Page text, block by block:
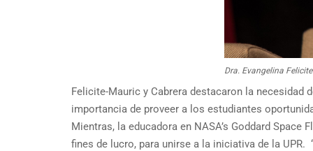
Dra. Evangelina
Felicite-Mauric y Cabrera destacaron la
importancia de proveer a los estudiantes
Mientras, la educadora en NASA’s Goddard
fines de lucro, para unirse a la iniciativa de la